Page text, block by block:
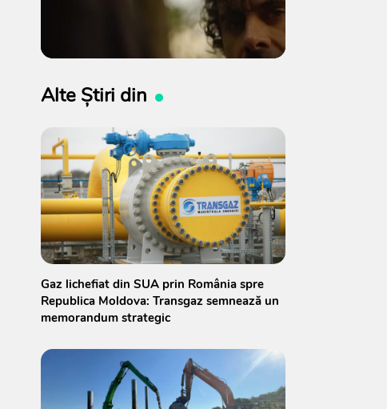
Alte Știri din
Gaz lichefiat din SUA prin România spre
Republica Moldova: Transgaz semnează un
memorandum strategic